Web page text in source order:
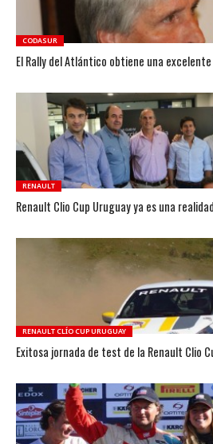
CODASUR
El Rally del Atlántico obtiene una
RENAULT
Renault Clio Cup Uruguay ya es una realidad
RENAULT CLÍO CUP URUGUAY
Exitosa jornada de test de la Renault Clio